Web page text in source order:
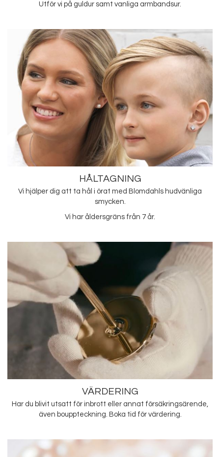
Utför vi på guldur samt vanliga armbandsur.
HÅLTAGNING
Vi hjälper dig att ta hål i örat med Blomdahls hudvänliga
smycken.
Vi har åldersgräns från 7 år.
VÄRDERING
Har du blivit utsatt för inbrott eller annat försäkringsärende,
även bouppteckning. Boka tid för värdering.